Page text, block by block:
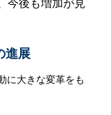
進展
に大きな変革をも